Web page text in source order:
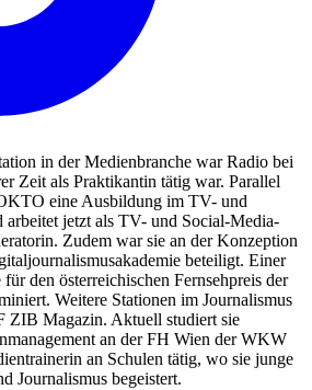
in der Medienbranche war Radio bei
Zeit als Praktikantin tätig war. Parallel
eine Ausbildung im TV- und
arbeitet jetzt als TV- und Social-Media-
Zudem war sie an der Konzeption
beteiligt. Einer
den österreichischen Fernsehpreis der
Weitere Stationen im Journalismus
ZIB Magazin. Aktuell studiert sie
an der FH Wien der WKW
an Schulen tätig, wo sie junge
Journalismus begeistert.